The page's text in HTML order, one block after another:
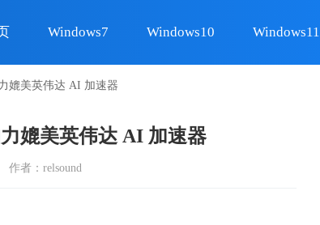
Windows7 Windows10 Windows11
媲美英伟达 AI 加速器
媲美英伟达 AI 加速器
作者：relsound